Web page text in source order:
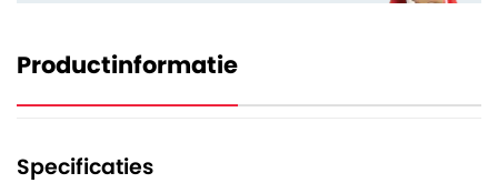
Productinformatie
Specificaties